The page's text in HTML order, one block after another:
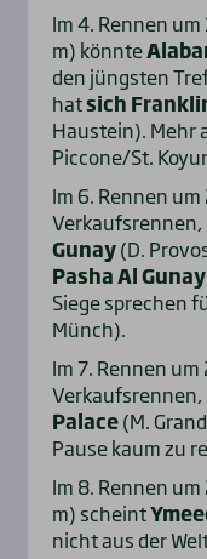
Im 4. Rennen
m) könnte
den jüngsten
hatsich
Haustein). Mehr
Piccone/St.
Im 6. Rennen
Gunay(D.
Pasha Al Gunay
Siege sprechen
Münch).
Im 7. Rennen
Palace(M.
Pause kaum zu
Im 8. Rennen
m) scheint
nicht aus der